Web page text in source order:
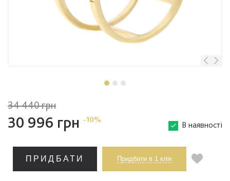
34 440 грн
30 996 грн -10% В наявності
ПРИДБАТИ Придбати в 1 клік